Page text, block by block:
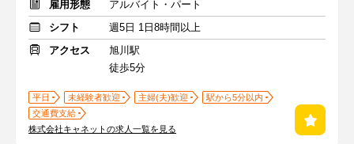
雇用形態
アルバイト・パート
シフト
週5日 1日8時間以上
アクセス
旭川駅
徒歩5分
平日 未経験者歓迎 主婦(夫)歓迎
駅から5分以内
交通費支給
株式会社キャネットの求人一覧を見る